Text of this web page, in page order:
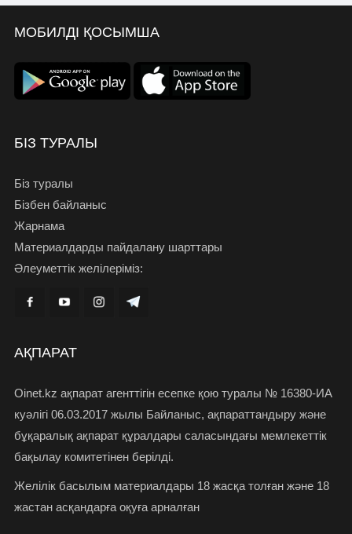
МОБИЛДІ ҚОСЫМША
БІЗ ТУРАЛЫ
Біз туралы
Бізбен байланыс
Жарнама
Материалдарды пайдалану шарттары
Әлеуметтік желілеріміз:
АҚПАРАТ
Oinet.kz ақпарат агенттігін есепке қою туралы № 16380-ИА
куәлігі 06.03.2017 жылы Байланыс, ақпараттандыру және
бұқаралық ақпарат құралдары саласындағы мемлекеттік
бақылау комитетінен берілді.
Желілік басылым материалдары 18 жасқа толған және 18
жастан асқандарға оқуға арналған